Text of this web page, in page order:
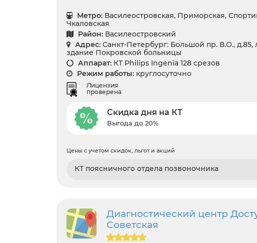
Метро: Василеостровская, Приморская,
Чкаловская
Район: Василеостровский
Адрес: Санкт-Петербург: Большой пр. В.О., д.85,
здание Покровской больницы
Аппарат: КТ Philips Ingenia 128 срезов
Режим работы: круглосуточно
Лицензия
проверена
Скидка дня на КТ
Выгода до 20%
Цены с учетом скидок, льгот и акций
КТ поясничного отдела позвоночника
Диагностический центр
Советская